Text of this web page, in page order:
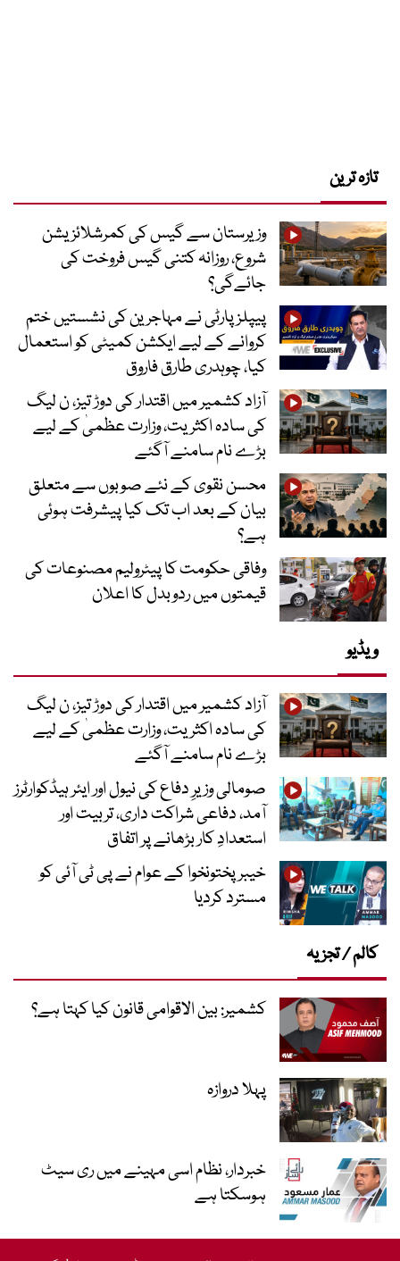
تازہ ترین
وزیرستان سے گیس کی کمرشلائزیشن
شروع، روزانہ کتنی گیس فروخت کی
جائےگی؟
پیپلز پارٹی نے مہاجرین کی نشستیں ختم
کروانے کے لیے ایکشن کمیٹی کو استعمال
کیا، چوہدری طارق فاروق
آزاد کشمیر میں اقتدار کی دوڑ تیز، ن لیگ
کی سادہ اکثریت، وزارت عظمیٰ کے لیے
بڑے نام سامنے آگئے
محسن نقوی کے نئے صوبوں سے متعلق
بیان کے بعد اب تک کیا پیشرفت ہوئی
ہے؟
وفاقی حکومت کا پیٹرولیم مصنوعات کی
قیمتوں میں ردوبدل کا اعلان
ویڈیو
آزاد کشمیر میں اقتدار کی دوڑ تیز، ن لیگ
کی سادہ اکثریت، وزارت عظمیٰ کے لیے
بڑے نام سامنے آگئے
صومالی وزیرِ دفاع کی نیول اور ایئر ہیڈکوارٹرز
آمد، دفاعی شراکت داری، تربیت اور
استعدادِ کار بڑھانے پر اتفاق
خیبرپختونخوا کے عوام نے پی ٹی آئی کو
مسترد کردیا
کالم / تجزیہ
کشمیر: بین الاقوامی قانون کیا کہتا ہے؟
پہلا دروازہ
خبردار، نظام اسی مہینے میں ری سیٹ
ہوسکتا ہے